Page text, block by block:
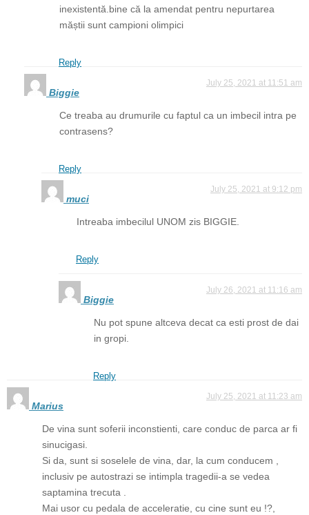
inexistentă.bine că la amendat pentru nepurtarea
măștii sunt campioni olimpici
Reply
Biggie
July 25, 2021 at 11:51 am
Ce treaba au drumurile cu faptul ca un imbecil intra pe
contrasens?
Reply
muci
July 25, 2021 at 9:12 pm
Intreaba imbecilul UNOM zis BIGGIE.
Reply
Biggie
July 26, 2021 at 11:16 am
Nu pot spune altceva decat ca esti prost de dai
in gropi.
Reply
Marius
July 25, 2021 at 11:23 am
De vina sunt soferii inconstienti, care conduc de parca ar fi
sinucigasi.
Si da, sunt si soselele de vina, dar, la cum conducem ,
inclusiv pe autostrazi se intimpla tragedii-a se vedea
saptamina trecuta .
Mai usor cu pedala de acceleratie, cu cine sunt eu !?,